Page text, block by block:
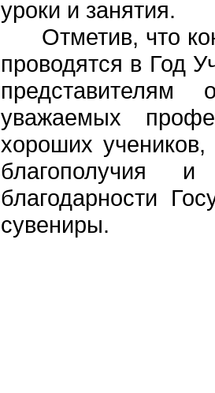
уроки и занятия.
Отметив, что
проводятся в Год
уважаемых
хороших учеников,
благополучия
благодарности
сувениры.